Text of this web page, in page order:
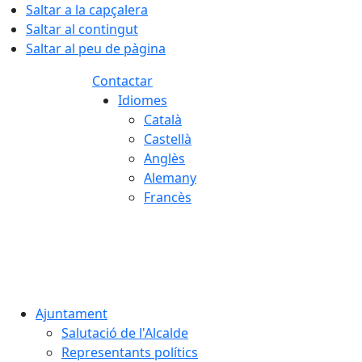
Saltar a la capçalera
Saltar al contingut
Saltar al peu de pàgina
Contactar
Idiomes
Català
Castellà
Anglès
Alemany
Francès
Ajuntament
Salutació de l'Alcalde
Representants polítics